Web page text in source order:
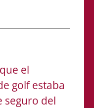
el
golf estaba
seguro del